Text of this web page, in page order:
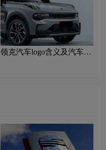
领克汽车logo含义及汽车品